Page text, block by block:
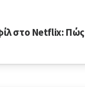
στο Netflix: Πώς